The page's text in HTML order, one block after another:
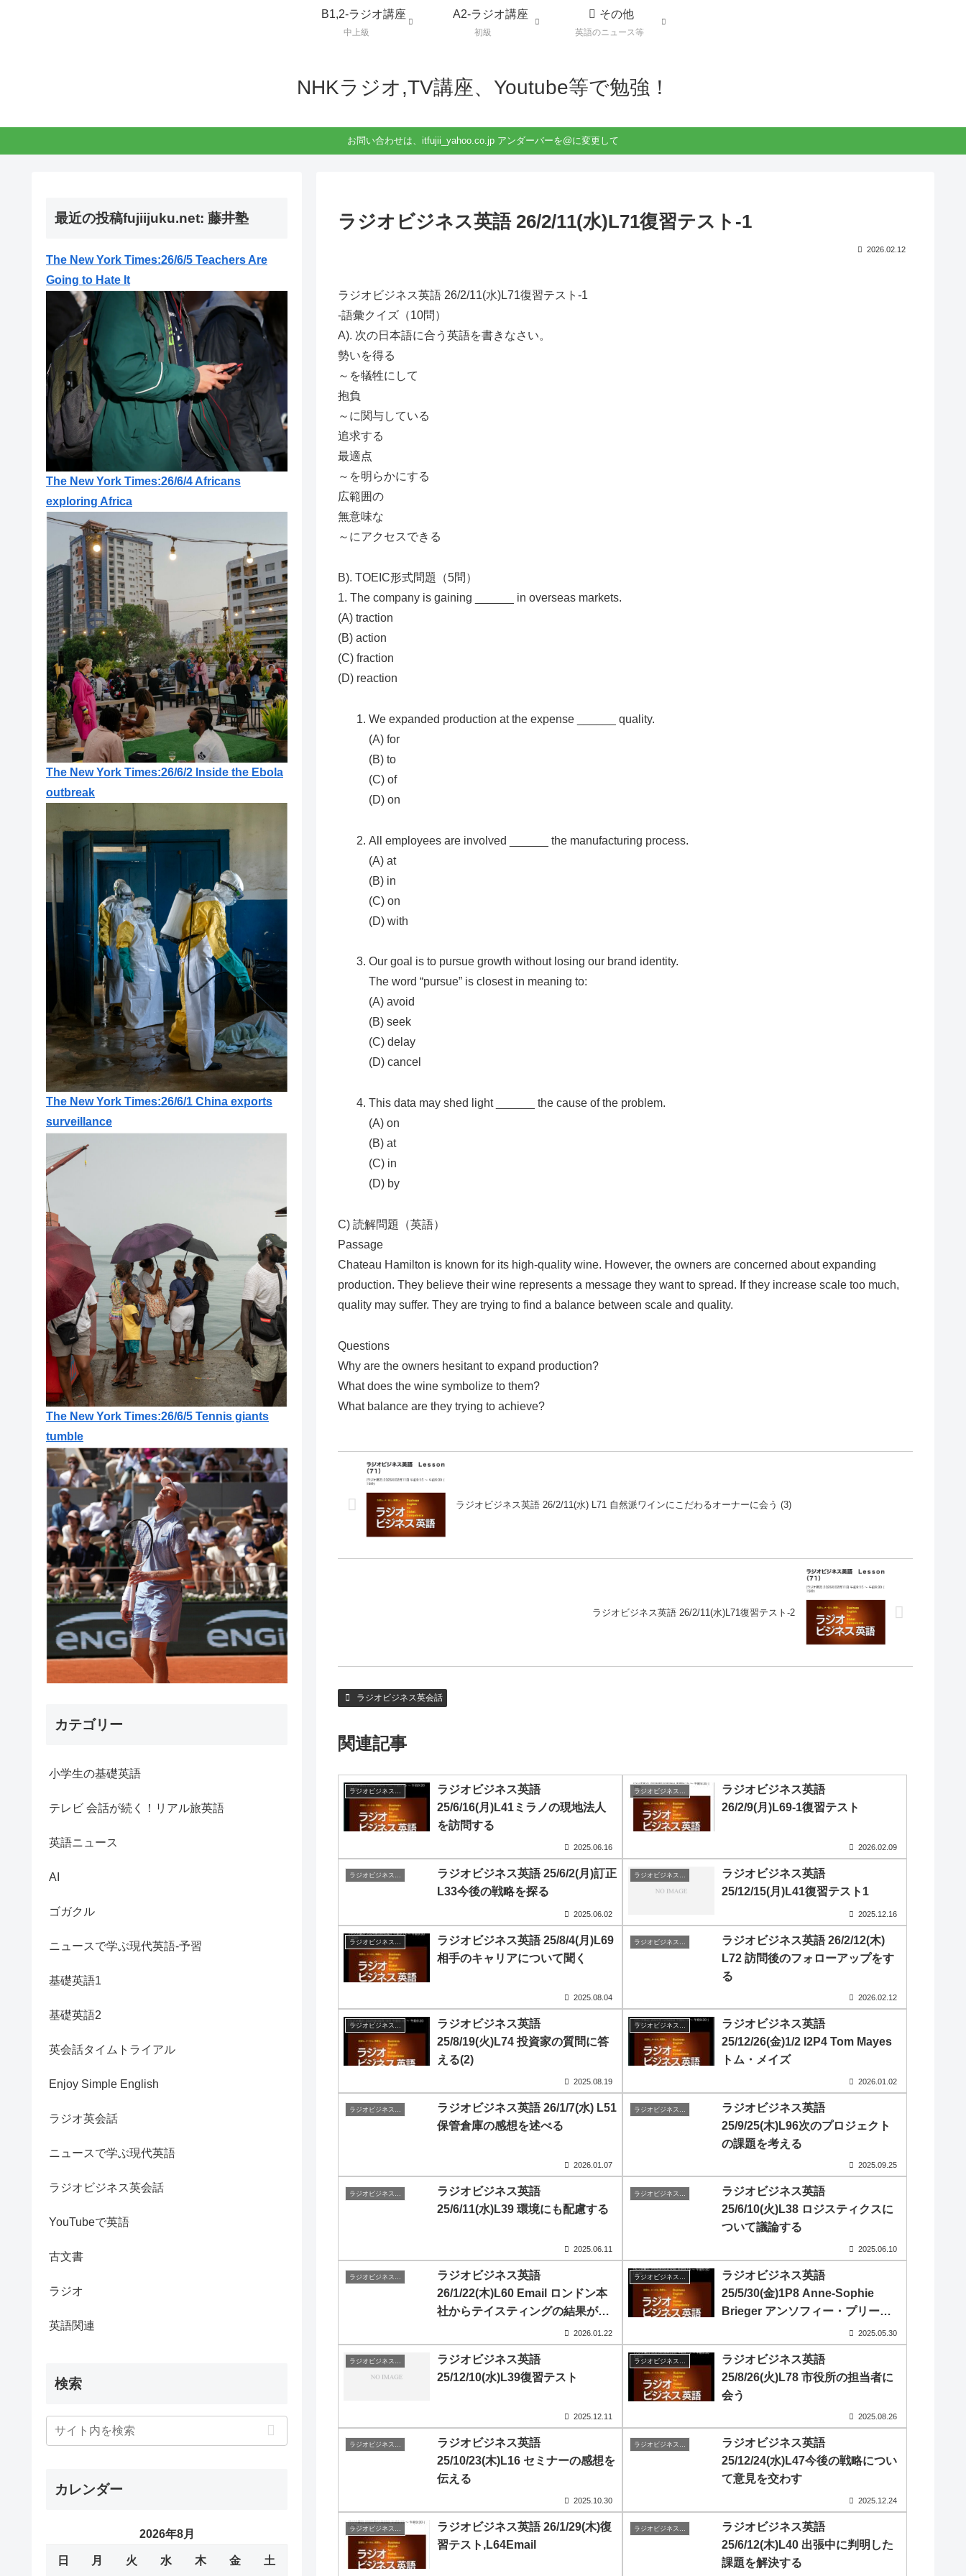
NHKラジオ,TV講座、Youtube等で勉強！
B1,2-ラジオ講座
中上級
A2-ラジオ講座
初級
その他
英語のニュース等
お問い合わせは、itfujii_yahoo.co.jp アンダーバーを@に変更して
ラジオビジネス英語 26/2/11(水)L71復習テスト-1
2026.02.12
ラジオビジネス英語 26/2/11(水)L71復習テスト-1
-語彙クイズ（10問）
A). 次の日本語に合う英語を書きなさい。
勢いを得る
～を犠牲にして
抱負
～に関与している
追求する
最適点
～を明らかにする
広範囲の
無意味な
～にアクセスできる
B). TOEIC形式問題（5問）
1. The company is gaining ______ in overseas markets.
(A) traction
(B) action
(C) fraction
(D) reaction
We expanded production at the expense ______ quality.
(A) for
(B) to
(C) of
(D) on
All employees are involved ______ the manufacturing process.
(A) at
(B) in
(C) on
(D) with
Our goal is to pursue growth without losing our brand identity.
The word “pursue” is closest in meaning to:
(A) avoid
(B) seek
(C) delay
(D) cancel
This data may shed light ______ the cause of the problem.
(A) on
(B) at
(C) in
(D) by
C) 読解問題（英語）
Passage
Chateau Hamilton is known for its high-quality wine. However, the owners are concerned about expanding
production. They believe their wine represents a message they want to spread. If they increase scale too much,
quality may suffer. They are trying to find a balance between scale and quality.
Questions
Why are the owners hesitant to expand production?
What does the wine symbolize to them?
What balance are they trying to achieve?
ラジオビジネス英語 26/2/11(水) L71 自然派ワインにこだわるオーナーに会う (3)
ラジオビジネス英語 26/2/11(水)L71復習テスト-2
ラジオビジネス英会話
関連記事
ラジオビジネス英会話
ラジオビジネス英語
25/6/16(月)L41ミラノの現地法人
を訪問する
2025.06.16
ラジオビジネス英会話
ラジオビジネス英語
26/2/9(月)L69-1復習テスト
2026.02.09
ラジオビジネス英語 25/6/2(月)訂正
L33今後の戦略を探る
2025.06.02
ラジオビジネス英語
25/12/15(月)L41復習テスト1
2025.12.16
ラジオビジネス英語 25/8/4(月)L69
相手のキャリアについて聞く
2025.08.04
ラジオビジネス英語 26/2/12(木)
L72 訪問後のフォローアップをす
る
2026.02.12
ラジオビジネス英会話
ラジオビジネス英語
25/8/19(火)L74 投資家の質問に答
える(2)
2025.08.19
ラジオビジネス英会話
ラジオビジネス英語
25/12/26(金)1/2 I2P4 Tom Mayes
トム・メイズ
2026.01.02
ラジオビジネス英語 26/1/7(水) L51
保管倉庫の感想を述べる
2026.01.07
ラジオビジネス英語
25/9/25(木)L96次のプロジェクト
の課題を考える
2025.09.25
ラジオビジネス英語
25/6/11(水)L39 環境にも配慮する
2025.06.11
ラジオビジネス英語
25/6/10(火)L38 ロジスティクスに
ついて議論する
2025.06.10
ラジオビジネス英会話
ラジオビジネス英語
26/1/22(木)L60 Email ロンドン本
社からテイスティングの結果が来
2026.01.22
ラジオビジネス英会話
ラジオビジネス英語
25/5/30(金)1P8 Anne-Sophie
Brieger アンソフィー・プリーガ
2025.05.30
ラジオビジネス英語
25/12/10(水)L39復習テスト
2025.12.11
ラジオビジネス英語
25/8/26(火)L78 市役所の担当者に
会う
2025.08.26
ラジオビジネス英会話
ラジオビジネス英語
25/10/23(木)L16 セミナーの感想を
伝える
2025.10.30
ラジオビジネス英会話
ラジオビジネス英語
25/12/24(水)L47今後の戦略につい
て意見を交わす
2025.12.24
ラジオビジネス英語 26/1/29(木)復
習テスト,L64Email
ラジオビジネス英語
25/6/12(木)L40 出張中に判明した
課題を解決する
最近の投稿fujiijuku.net: 藤井塾
The New York Times:26/6/5 Teachers Are
Going to Hate It
The New York Times:26/6/4 Africans
exploring Africa
The New York Times:26/6/2 Inside the Ebola
outbreak
The New York Times:26/6/1 China exports
surveillance
The New York Times:26/6/5 Tennis giants
tumble
カテゴリー
小学生の基礎英語
テレビ 会話が続く！リアル旅英語
英語ニュース
AI
ゴガクル
ニュースで学ぶ現代英語-予習
基礎英語1
基礎英語2
英会話タイムトライアル
Enjoy Simple English
ラジオ英会話
ニュースで学ぶ現代英語
ラジオビジネス英会話
YouTubeで英語
古文書
ラジオ
英語関連
検索
カレンダー
2026年8月
日 月 火 水 木 金 土